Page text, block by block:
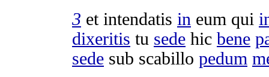
3 et intendatis in eum qui
dixeritis tu sede hic bene
sede sub scabillo pedum